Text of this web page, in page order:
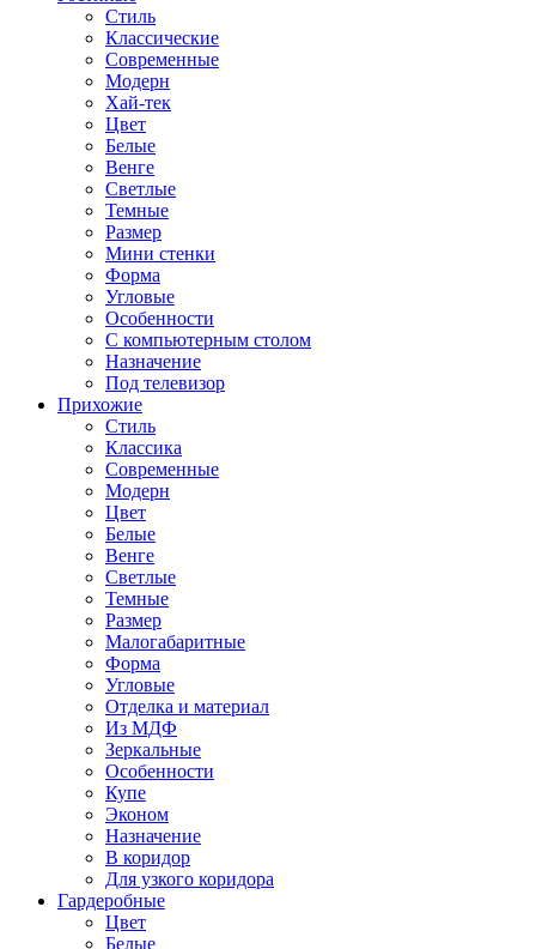
Стиль
Классические
Современные
Модерн
Хай-тек
Цвет
Белые
Венге
Светлые
Темные
Размер
Мини стенки
Форма
Угловые
Особенности
С компьютерным столом
Назначение
Под телевизор
Прихожие
Стиль
Классика
Современные
Модерн
Цвет
Белые
Венге
Светлые
Темные
Размер
Малогабаритные
Форма
Угловые
Отделка и материал
Из МДФ
Зеркальные
Особенности
Купе
Эконом
Назначение
В коридор
Для узкого коридора
Гардеробные
Цвет
Белые